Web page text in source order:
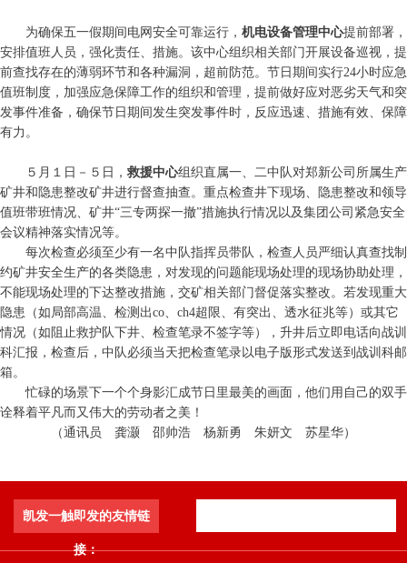
为确保五一假期间电网安全可靠运行， 机电设备管理中心提前部署，
安排值班人员，强化责任、措施。该中心组织相关部门开展设备巡视，提
前查找存在的薄弱环节和各种漏洞，超前防范。节日期间实行24小时应急
值班制度，加强应急保障工作的组织和管理，提前做好应对恶劣天气和突
发事件准备，确保节日期间发生突发事件时，反应迅速、措施有效、保障
有力。
５月１日－５日，救援中心组织直属一、二中队对郑新公司所属生产
矿井和隐患整改矿井进行督查抽查。重点检查井下现场、隐患整改和领导
值班带班情况、矿井“三专两探一撤”措施执行情况以及集团公司紧急安全
会议精神落实情况等。
每次检查必须至少有一名中队指挥员带队，检查人员严细认真查找制
约矿井安全生产的各类隐患，对发现的问题能现场处理的现场协助处理，
不能现场处理的下达整改措施，交矿相关部门督促落实整改。若发现重大
隐患（如局部高温、检测出co、ch4超限、有突出、透水征兆等）或其它
情况（如阻止救护队下井、检查笔录不签字等），升井后立即电话向战训
科汇报，检查后，中队必须当天把检查笔录以电子版形式发送到战训科邮
箱。
忙碌的场景下一个个身影汇成节日里最美的画面，他们用自己的双手
诠释着平凡而又伟大的劳动者之美！
（通讯员 龚灏 邵帅浩 杨新勇 朱妍文 苏星华）
凯发一触即发的友情链
接：